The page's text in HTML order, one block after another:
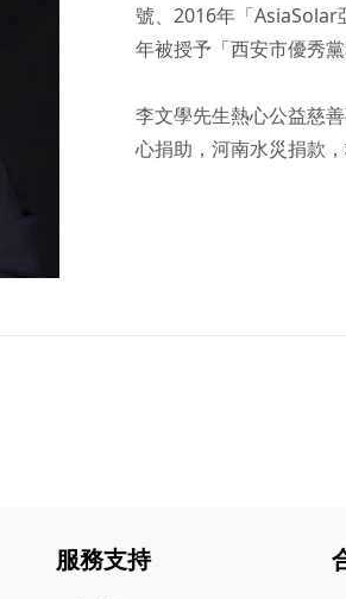
號、2016年「AsiaSolar
年被授予「西安市優秀黨
李文學先生熱心公益慈
心捐助，河南水災捐款
服務支持